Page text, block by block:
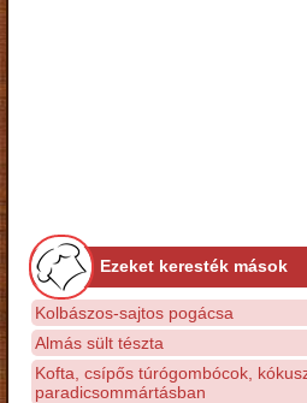
Ezeket keresték mások
Kolbászos-sajtos pogácsa
Almás sült tészta
Kofta, csípős túrógombócok,
paradicsommártásban